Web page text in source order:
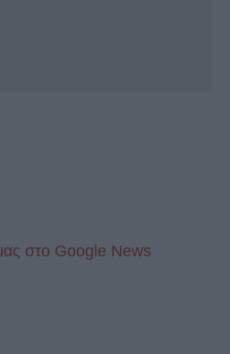
στo Google News